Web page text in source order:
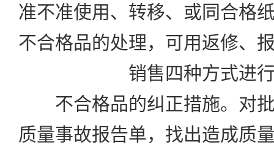
准不准使用、转移、或同合格
不合格品的处理，可用返修、
销售四种方式进
不合格品的纠正措施。对批
质量事故报告单，找出造成质